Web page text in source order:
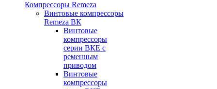
Компрессоры Remeza
Винтовые компрессоры
Remeza ВК
Винтовые
компрессоры
серии ВКЕ с
ременным
приводом
Винтовые
компрессоры